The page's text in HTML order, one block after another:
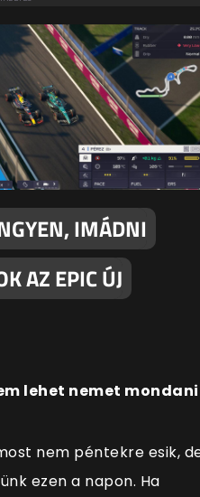
IMÁDNI
AZ EPIC ÚJ
lehet nemet
nem péntekre esik,
ezen a napon. Ha